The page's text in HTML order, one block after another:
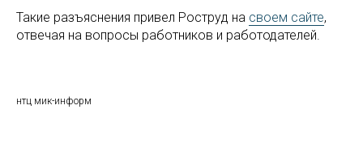
Такие разъяснения привел Роструд на своем сайте,
отвечая на вопросы работников и работодателей.
нтц мик-информ